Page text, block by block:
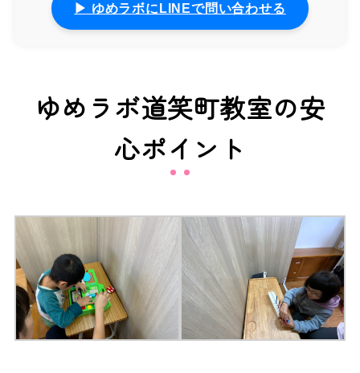
▶ ゆめラボにLINEで問い合わせる
ゆめラボ道笑町教室の安
心ポイント